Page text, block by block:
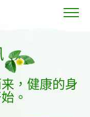
，健康的身
。